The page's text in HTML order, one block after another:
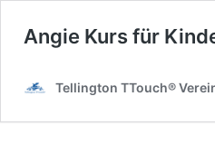
Angie Kurs für
Tellington TTouch®